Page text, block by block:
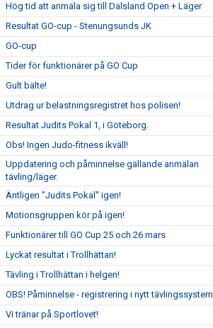
Hög tid att anmäla sig till Dalsland Open + Läger
Resultat GO-cup - Stenungsunds JK
GO-cup
Tider för funktionärer på GO Cup
Gult bälte!
Utdrag ur belastningsregistret hos polisen!
Resultat Judits Pokal 1, i Göteborg.
Obs! Ingen Judo-fitness ikväll!
Uppdatering och påminnelse gällande anmälan
tävling/läger.
Äntligen "Judits Pokal" igen!
Motionsgruppen kör på igen!
Funktionärer till GO Cup 25 och 26 mars
Lyckat resultat i Trollhättan!
Tävling i Trollhättan i helgen!
OBS! Påminnelse - registrering i nytt tävlingssystem
Vi tränar på Sportlovet!